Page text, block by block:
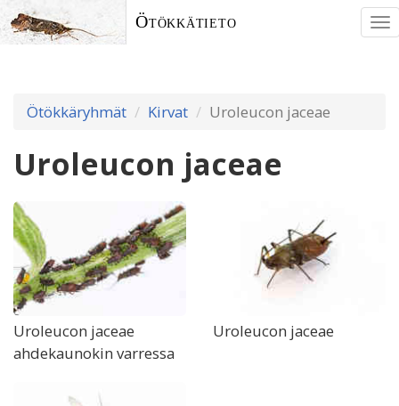
Ötökkätieto
Ötökkäryhmät Kirvat Uroleucon jaceae
Uroleucon jaceae
Uroleucon jaceae
ahdekaunokin varressa
Uroleucon jaceae